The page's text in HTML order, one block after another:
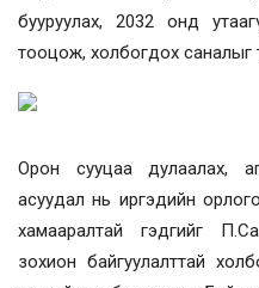
бууруулах, 2032 онд
тооцож, холбогдох саналыг
Орон сууцаа дулаалах,
асуудал нь иргэдийн
хамааралтай гэдгийг
зохион байгуулалттай